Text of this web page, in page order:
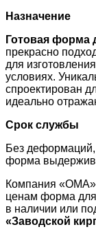
Назначение
Готовая форма
прекрасно
для
условиях.
спроектирован
идеально
Срок службы
Без деформаций,
форма
Компания «ОМА»
ценам форма
в наличии или
«Заводской